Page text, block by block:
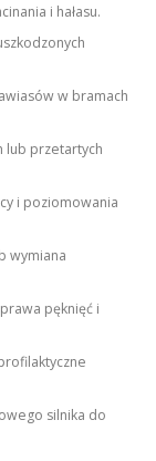
i hałasu.
w bramach
lub przetartych
i poziomowania
wymiana
pęknięć i
silnika do